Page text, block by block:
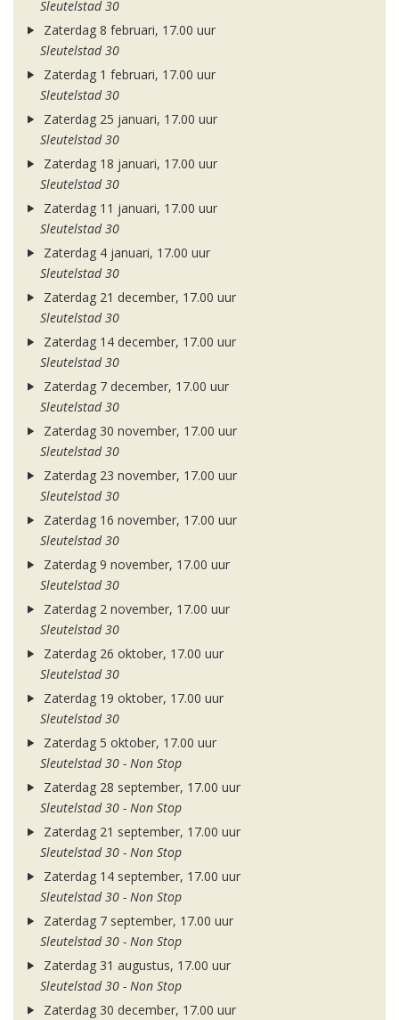
Sleutelstad 30
Zaterdag 8 februari, 17.00 uur
Sleutelstad 30
Zaterdag 1 februari, 17.00 uur
Sleutelstad 30
Zaterdag 25 januari, 17.00 uur
Sleutelstad 30
Zaterdag 18 januari, 17.00 uur
Sleutelstad 30
Zaterdag 11 januari, 17.00 uur
Sleutelstad 30
Zaterdag 4 januari, 17.00 uur
Sleutelstad 30
Zaterdag 21 december, 17.00 uur
Sleutelstad 30
Zaterdag 14 december, 17.00 uur
Sleutelstad 30
Zaterdag 7 december, 17.00 uur
Sleutelstad 30
Zaterdag 30 november, 17.00 uur
Sleutelstad 30
Zaterdag 23 november, 17.00 uur
Sleutelstad 30
Zaterdag 16 november, 17.00 uur
Sleutelstad 30
Zaterdag 9 november, 17.00 uur
Sleutelstad 30
Zaterdag 2 november, 17.00 uur
Sleutelstad 30
Zaterdag 26 oktober, 17.00 uur
Sleutelstad 30
Zaterdag 19 oktober, 17.00 uur
Sleutelstad 30
Zaterdag 5 oktober, 17.00 uur
Sleutelstad 30 - Non Stop
Zaterdag 28 september, 17.00 uur
Sleutelstad 30 - Non Stop
Zaterdag 21 september, 17.00 uur
Sleutelstad 30 - Non Stop
Zaterdag 14 september, 17.00 uur
Sleutelstad 30 - Non Stop
Zaterdag 7 september, 17.00 uur
Sleutelstad 30 - Non Stop
Zaterdag 31 augustus, 17.00 uur
Sleutelstad 30 - Non Stop
Zaterdag 30 december, 17.00 uur